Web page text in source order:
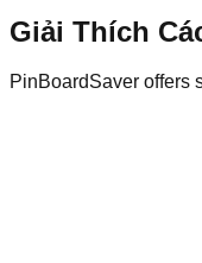
Giải Thích
PinBoardSaver offers